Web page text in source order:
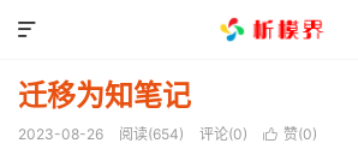

迁移为知笔记
2023-08-26 阅读(654) 评论(0)  赞(0)